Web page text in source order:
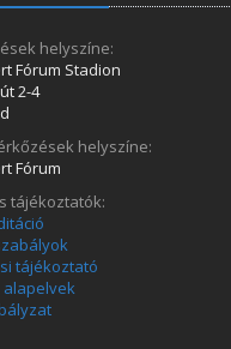
helyszíne:
Fórum Stadion
2-4
helyszíne:
Fórum
tájékoztatók:
tájékoztató